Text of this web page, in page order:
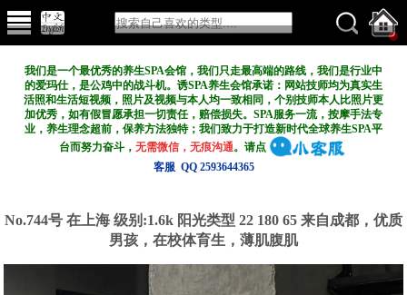
我们是一个最优秀的养生SPA会馆，我们只走最高端的路线，我们是行业中
的爱玛仕，是公鸡中的战斗机。诱SPA养生会馆承诺：网站技师均为真实生
活照和生活短视频，照片及视频与本人均一致相同，个别技师本人比照片更
加优秀，如有假冒愿承担一切责任，赔偿损失。SPA服务一流，按摩手法专
业，养生理念超前，保养方法独特；我们致力于打造新时代全球养生SPA平
台而努力奋斗，无需微信，无痕沟通。请点
客服 QQ 2593644365
No.744号 在上海 级别:1.6k 阳光类型 22 180 65 来自成都，优质
男孩，在校体育生，薄肌腹肌